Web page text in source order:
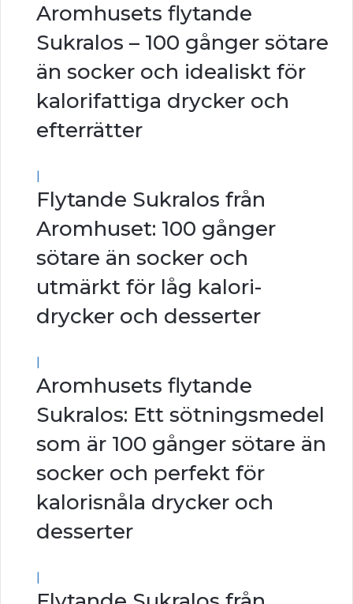
Aromhusets flytande
Sukralos – 100 gånger sötare
än socker och idealiskt för
kalorifattiga drycker och
efterrätter
|
Flytande Sukralos från
Aromhuset: 100 gånger
sötare än socker och
utmärkt för låg kalori-
drycker och desserter
|
Aromhusets flytande
Sukralos: Ett sötningsmedel
som är 100 gånger sötare än
socker och perfekt för
kalorisnåla drycker och
desserter
|